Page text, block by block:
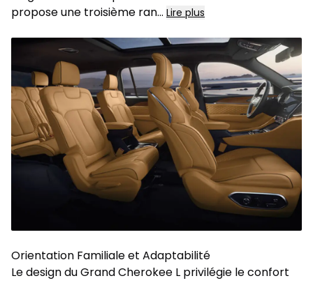
propose une troisième ran... Lire plus
Orientation Familiale et Adaptabilité
Le design du Grand Cherokee L privilégie le confort